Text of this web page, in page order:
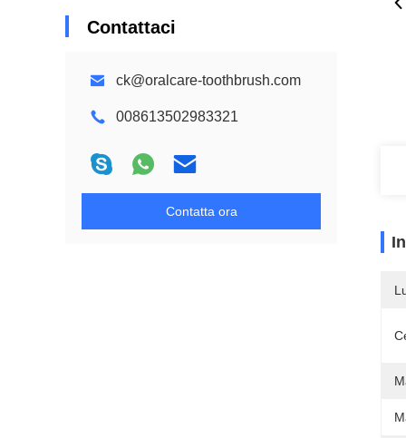
Contattaci
ck@oralcare-toothbrush.com
008613502983321
Contatta ora